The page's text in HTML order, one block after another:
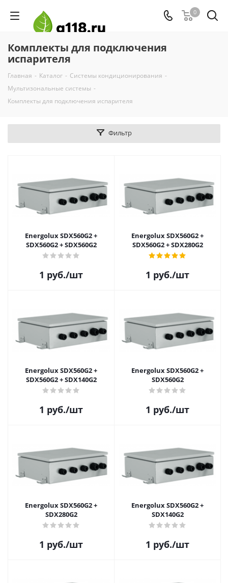
0
Комплекты для подключения
испарителя
Главная - Каталог - Системы кондиционирования -
Мультизональные системы -
Комплекты для подключения испарителя
Фильтр
Energolux SDX560G2 +
SDX560G2 + SDX560G2
1 руб./шт
Energolux SDX560G2 +
SDX560G2 + SDX280G2
1 руб./шт
Energolux SDX560G2 +
SDX560G2 + SDX140G2
1 руб./шт
Energolux SDX560G2 +
SDX560G2
1 руб./шт
Energolux SDX560G2 +
SDX280G2
1 руб./шт
Energolux SDX560G2 +
SDX140G2
1 руб./шт